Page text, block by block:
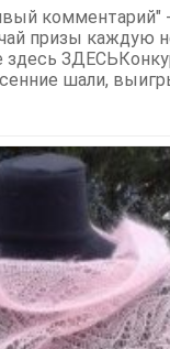
комментарий"
призы каждую
здесь
шали,